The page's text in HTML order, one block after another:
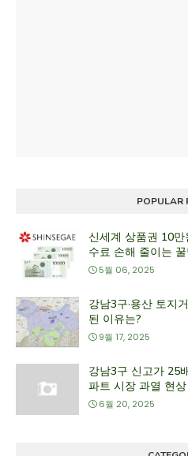
POPULAR
신세계 상품권 10
수료 손해 줄이는
5월 06, 2025
강남3구·용산 토지
된 이유는?
9월 17, 2025
강남3구 신고가 25
파트 시장 과열 현
6월 20, 2025